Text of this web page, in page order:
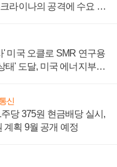
라이나의 공격에 수요 늘
' 미국 오클로 SMR 연구용
태' 도달, 미국 에너지부
신
당 375원 현금배당 실시,
계획 9월 공개 예정